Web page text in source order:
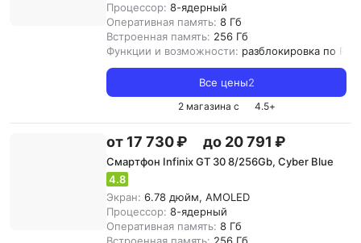
Процессор: 8-ядерный
Оперативная память: 8 Гб
Встроенная память: 256 Гб
Функции и возможности: разблокировка по
Все цены2
2 магазина с 4.5+
от 17 730 ₽ до 20 791 ₽
Смартфон Infinix GT 30 8/256Gb, Cyber Blue
4.8
Экран: 6.78 дюйм, AMOLED
Процессор: 8-ядерный
Оперативная память: 8 Гб